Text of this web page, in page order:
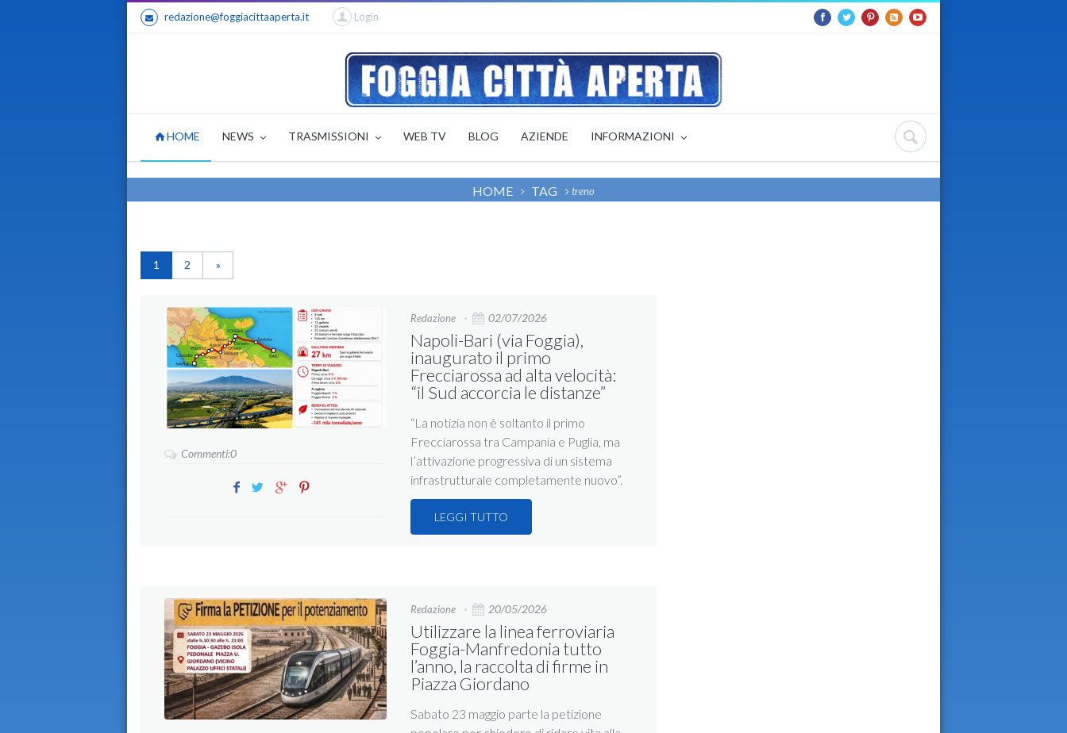
redazione@foggiacittaaperta.it Login
HOME NEWS TRASMISSIONI WEB TV BLOG AZIENDE INFORMAZIONI
HOME TAG treno
1 2 »
Commenti:0
Redazione 02/07/2026
Napoli-Bari (via Foggia),
inaugurato il primo
Frecciarossa ad alta velocità:
“il Sud accorcia le distanze”
“La notizia non è soltanto il primo
Frecciarossa tra Campania e Puglia, ma
l’attivazione progressiva di un sistema
infrastrutturale completamente nuovo”.
LEGGI TUTTO
Redazione 20/05/2026
Utilizzare la linea ferroviaria
Foggia-Manfredonia tutto
l’anno, la raccolta di firme in
Piazza Giordano
Sabato 23 maggio parte la petizione